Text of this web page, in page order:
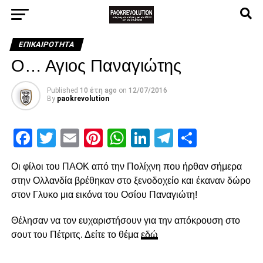
ΕΠΙΚΑΙΡΌΤΗΤΑ
Ο… Αγιος Παναγιώτης
Published 10 έτη ago on 12/07/2016
By paokrevolution
Facebook
Twitter
EmailPinterest
WhatsApp
LinkedIn
Telegram
Οι φίλοι του ΠΑΟΚ από την Πολίχνη που ήρθαν σήμερα
στην Ολλανδία βρέθηκαν στο ξενοδοχείο και έκαναν δώρο
στον Γλυκο μια εικόνα του Οσίου Παναγιώτη!
Θέλησαν να τον ευχαριστήσουν για την απόκρουση στο
σουτ του Πέτριτς. Δείτε το θέμα εδώ